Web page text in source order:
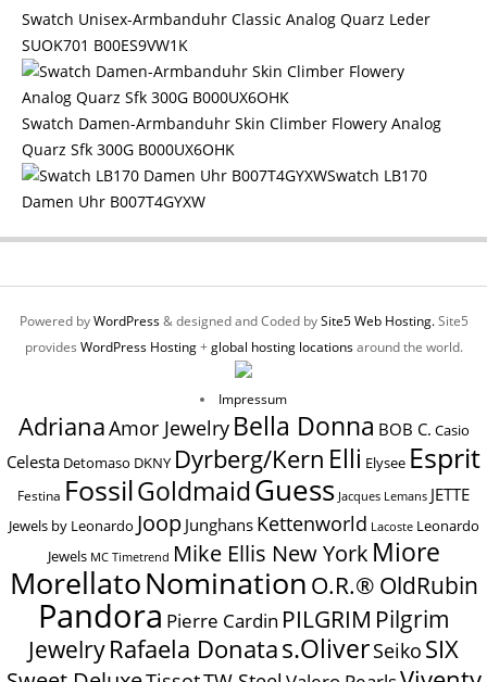
Swatch Unisex-Armbanduhr Classic Analog Quarz Leder
SUOK701 B00ES9VW1K
Swatch Damen-Armbanduhr Skin Climber Flowery Analog
Quarz Sfk 300G B000UX6OHK
Swatch LB170
Damen Uhr B007T4GYXW
Powered byWordPress& designed and Coded bySite5 Web Hosting.Site5
provides WordPress Hosting+global hosting locationsaround the world.
Impressum
AdrianaAmor Jewelry Bella Donna BOB C. Casio
Celesta Detomaso DKNY Dyrberg/Kern Elli Elysee Esprit
Festina FossilGoldmaidGuess Jacques Lemans JETTE
Jewels by Leonardo Joop Junghans Kettenworld Lacoste Leonardo
Jewels MC Timetrend Mike Ellis New York Miore
MorellatoNomination O.R.® OldRubin
Pandora Pierre Cardin PILGRIM Pilgrim
JewelryRafaela Donatas.OliverSeiko SIX